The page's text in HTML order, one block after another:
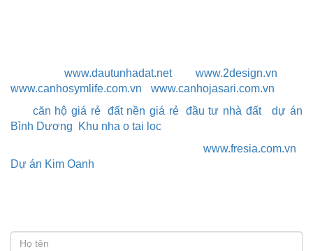
Website:www.dautunhadat.net -www.2design.vn
www.canhosymlife.com.vn
www.canhojasari.com.vn
căn hộ giá rẻ, đất nền giá rẻ, đầu tư nhà đất,dự án
Bình Dương
Khu nha o tai loc
Danh sách các dự án đang triển khai:www.fresia.com.vn
Dự án Kim Oanh